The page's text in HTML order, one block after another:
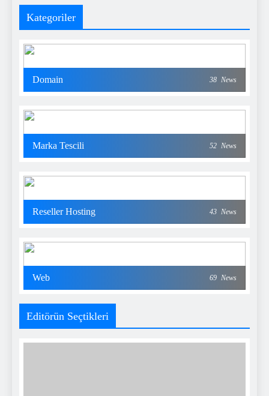
Kategoriler
Domain 38 News
Marka Tescili 52 News
Reseller Hosting 43 News
Web 69 News
Editörün Seçtikleri